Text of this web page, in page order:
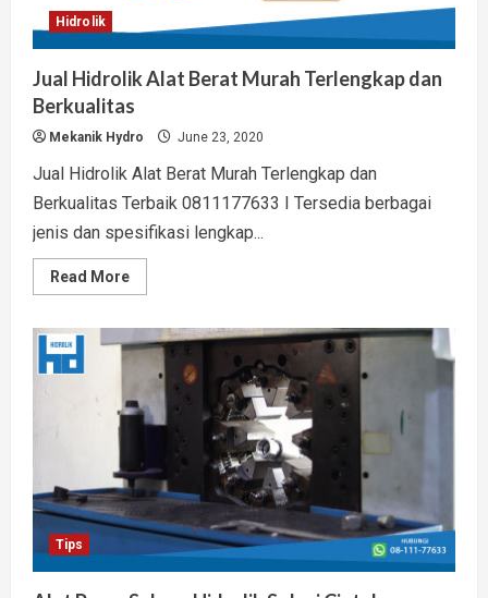
Hidrolik
Jual Hidrolik Alat Berat Murah Terlengkap dan
Berkualitas
Mekanik Hydro June 23, 2020
Jual Hidrolik Alat Berat Murah Terlengkap dan
Berkualitas Terbaik 0811177633 I Tersedia berbagai
jenis dan spesifikasi lengkap...
Read MoreRead
more
Hidrolik
Alat
Murah
Terlengkap
dan
Berkualitas
Tips